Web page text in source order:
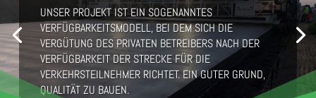
UNSER PROJEKT IST EIN SOGENANNTES
VERFÜGBARKEITSMODELL, BEI DEM SICH DIE
VERGÜTUNG DES PRIVATEN BETREIBERS NACH DER
VERFÜGBARKEIT DER STRECKE FÜR DIE
VERKEHRSTEILNEHMER RICHTET. EIN GUTER GRUND,
QUALITÄT ZU BAUEN.